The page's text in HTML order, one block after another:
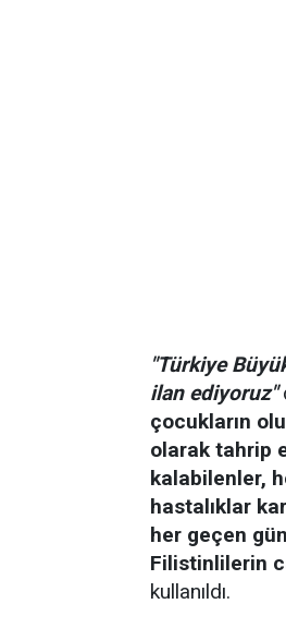
"Türkiye
ilan ediyoruz"
çocukların
olarak tahrip
kalabilenler,
hastalıklar
her geçen
Filistinlilerin
kullanıldı.